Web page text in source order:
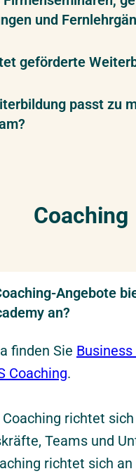
und
geförderte
passt zu
Coaching
Angebote
an?
finden Sie
Coaching.
richtet
Teams und
richtet sich an